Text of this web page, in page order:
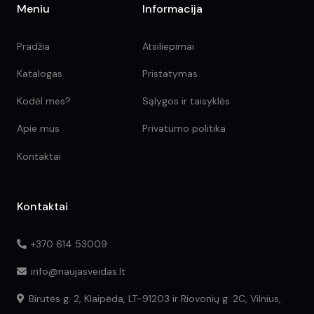
Meniu
Pradžia
Katalogas
Kodėl mes?
Apie mus
Kontaktai
Informacija
Atsiliepimai
Pristatymas
Sąlygos ir taisyklės
Privatumo politika
Kontaktai
+370 614 53009
info@naujasveidas.lt
Birutės g. 2, Klaipėda, LT-91203 ir Riovonių g. 2C, Vilnius,